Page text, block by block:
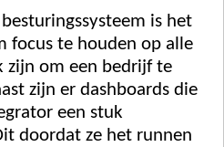
is het
focus te houden op alle
zijn om een bedrijf te
zijn er dashboards die
een stuk
doordat ze het runnen